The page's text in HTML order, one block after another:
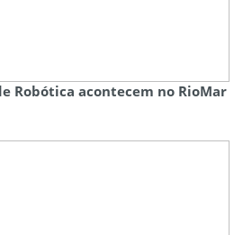
Robótica acontecem no RioMar